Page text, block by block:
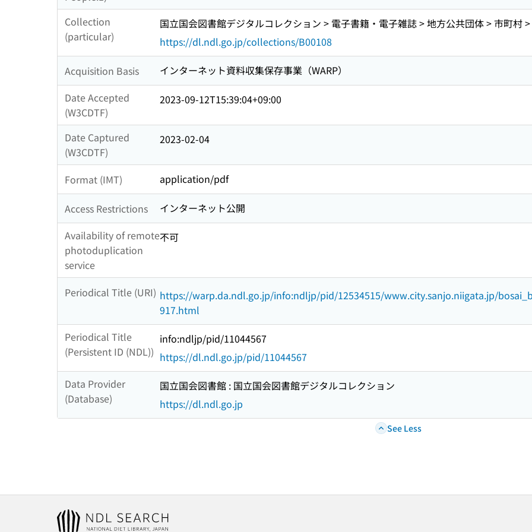
Collection
(particular)
国立国会図書館デジタルコレクション > 電子書籍・電子雑誌 > 地方公共団体 > 市町村
https://dl.ndl.go.jp/collections/B00108
Acquisition Basis
インターネット資料収集保存事業（WARP）
Date Accepted
(W3CDTF)
2023-09-12T15:39:04+09:00
Date Captured
(W3CDTF)
2023-02-04
Format (IMT) application/pdf
Access Restrictions
インターネット公開
Availability of remote
photoduplication
service
不可
Periodical Title (URI) https://warp.da.ndl.go.jp/info:ndljp/pid/12534515/www.city.sanjo.niigata.jp/
917.html
Periodical Title
(Persistent ID (NDL))
info:ndljp/pid/11044567
https://dl.ndl.go.jp/pid/11044567
Data Provider
(Database)
国立国会図書館 : 国立国会図書館デジタルコレクション
https://dl.ndl.go.jp
See Less